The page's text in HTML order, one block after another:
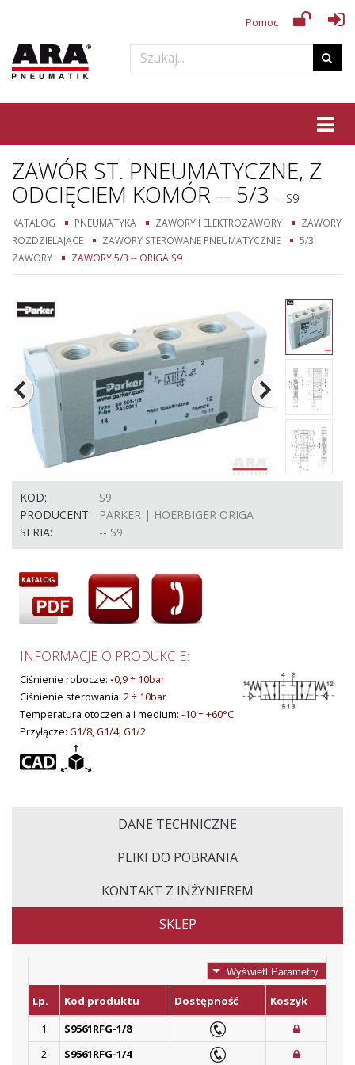
Pomoc
ZAWÓR ST. PNEUMATYCZNE, Z
ODCIĘCIEM KOMÓR -- 5/3 -- S9
KATALOG PNEUMATYKA ZAWORY I ELEKTROZAWORY
ZAWORY
ROZDZIELAJĄCE
ZAWORY STEROWANE PNEUMATYCZNIE
5/3
ZAWORY
ZAWORY 5/3 -- ORIGA S9
KOD:
S9
PRODUCENT:
PARKER | HOERBIGER ORIGA
SERIA:
-- S9
INFORMACJE O PRODUKCIE:
Ciśnienie robocze: -0,9 ÷ 10bar
Ciśnienie sterowania: 2 ÷ 10bar
Temperatura otoczenia i medium: -10 ÷ +60°C
Przyłącze: G1/8, G1/4, G1/2
DANE TECHNICZNE
PLIKI DO POBRANIA
KONTAKT Z INŻYNIEREM
SKLEP
Wyświetl Parametry
Lp. Kod produktu Dostępność
Koszyk
1
S9561RFG-1/8
2
S9561RFG-1/4